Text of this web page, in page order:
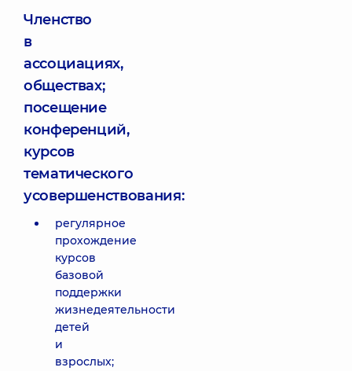
Членство
в
ассоциациях,
обществах;
посещение
конференций,
курсов
тематического
усовершенствования:
регулярное
прохождение
курсов
базовой
поддержки
жизнедеятельности
детей
и
взрослых;